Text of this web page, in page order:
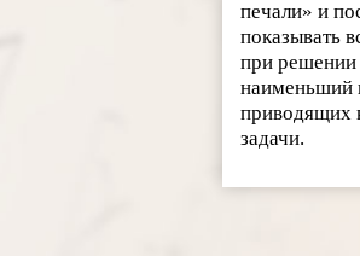
печали» и
показывать
при решении
наименьший
приводящих
задачи.